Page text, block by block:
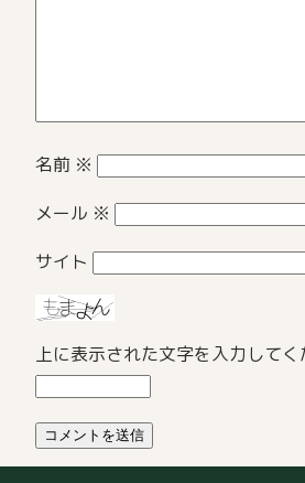
名前 ※
メール ※
サイト
上に表示された文字を入力してく